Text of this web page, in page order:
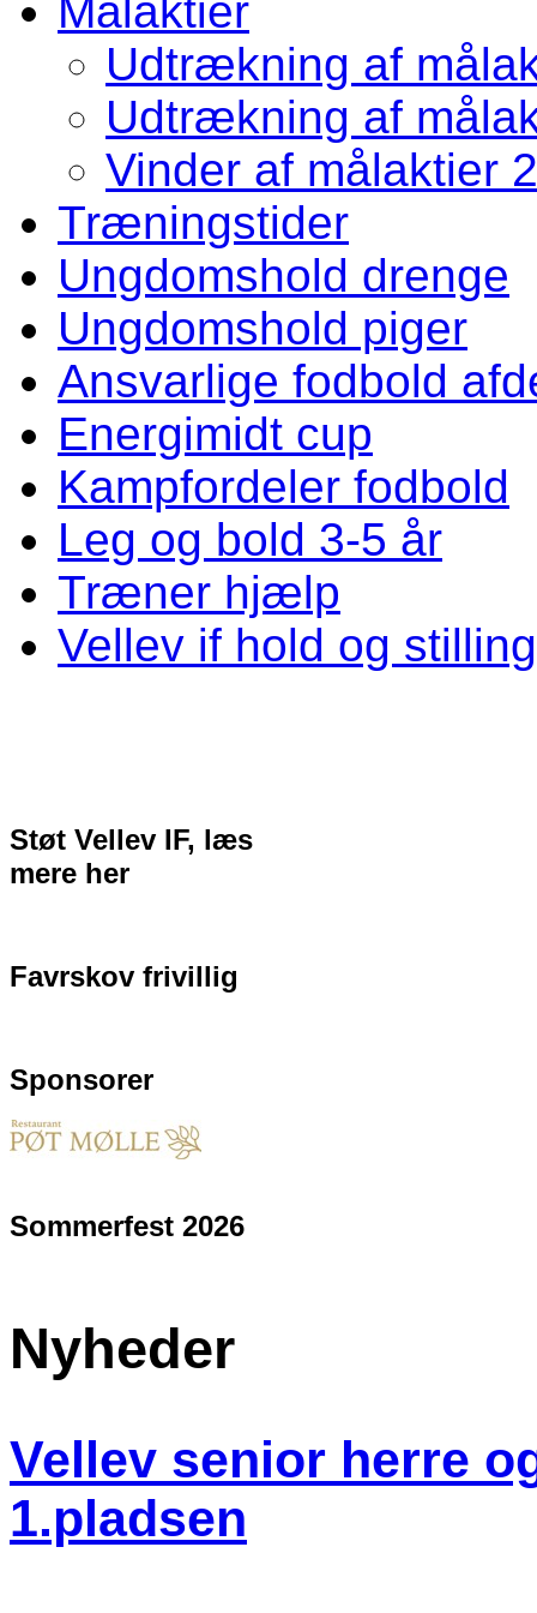
Målaktier
Udtrækning af
Udtrækning af
Vinder af målaktier
Træningstider
Ungdomshold drenge
Ungdomshold piger
Ansvarlige fodbold
Energimidt cup
Kampfordeler fodbold
Leg og bold 3-5 år
Træner hjælp
Vellev if hold og
Støt Vellev IF, læs
mere her
Favrskov frivillig
Sponsorer
Sommerfest 2026
Nyheder
Vellev senior herre
1.pladsen